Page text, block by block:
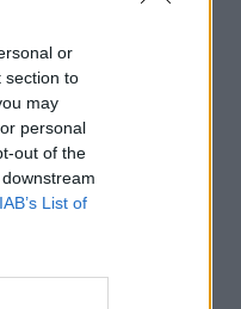
or
section to
may
personal
out of the
IAB’s List of